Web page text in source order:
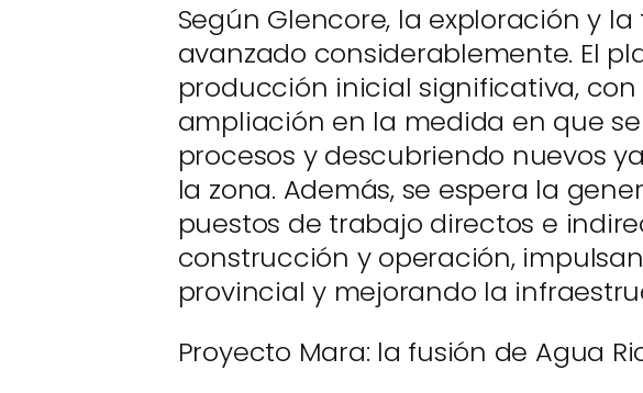
Según Glencore, la exploración y
avanzado considerablemente. El
producción inicial significativa,
ampliación en la medida en que
procesos y descubriendo nuevos
la zona. Además, se espera la
puestos de trabajo directos e
construcción y operación,
provincial y mejorando la
Proyecto Mara: la fusión de Agua